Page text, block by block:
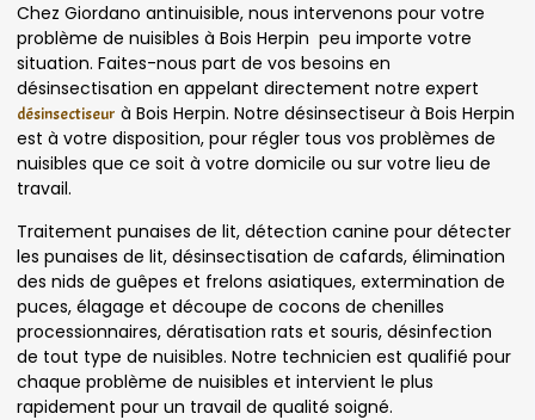
Chez Giordano antinuisible, nous intervenons pour votre
problème de nuisibles à Bois Herpin peu importe votre
situation. Faites-nous part de vos besoins en
désinsectisation en appelant directement notre expert
désinsectiseur à Bois Herpin. Notre désinsectiseur à Bois Herpin
est à votre disposition, pour régler tous vos problèmes de
nuisibles que ce soit à votre domicile ou sur votre lieu de
travail.
Traitement punaises de lit, détection canine pour détecter
les punaises de lit, désinsectisation de cafards, élimination
des nids de guêpes et frelons asiatiques, extermination de
puces, élagage et découpe de cocons de chenilles
processionnaires, dératisation rats et souris, désinfection
de tout type de nuisibles. Notre technicien est qualifié pour
chaque problème de nuisibles et intervient le plus
rapidement pour un travail de qualité soigné.